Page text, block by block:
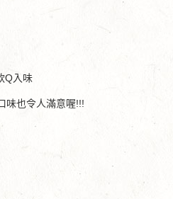
Q入味
味也令人滿意喔!!!